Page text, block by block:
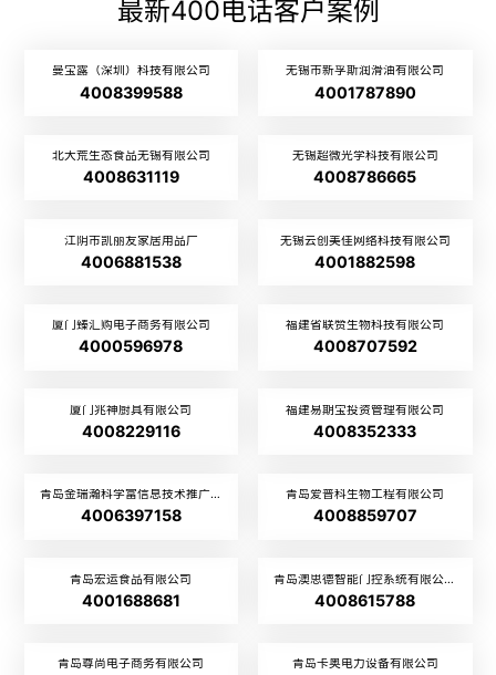
最新400电话客户案例
曼宝露（深圳）科技有限公司
4008399588
无锡市新孚斯润滑油有限公司
4001787890
北大荒生态食品无锡有限公司
4008631119
无锡超微光学科技有限公司
4008786665
江阴市凯丽友家居用品厂
4006881538
无锡云创美佳网络科技有限公司
4001882598
厦门臻汇购电子商务有限公司
4000596978
福建省联赞生物科技有限公司
4008707592
厦门兆神厨具有限公司
4008229116
福建易期宝投资管理有限公司
4008352333
青岛金瑞瀚科学富信息技术推广有限公司
4006397158
青岛爱普科生物工程有限公司
4008859707
青岛宏运食品有限公司
4001688681
青岛澳思德智能门控系统有限公司
4008615788
青岛尊尚电子商务有限公司 青岛卡奥电力设备有限公司